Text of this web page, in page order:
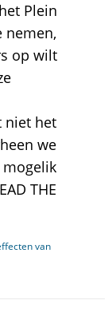
Plein
nemen,
op wilt
niet het
we
THE
van